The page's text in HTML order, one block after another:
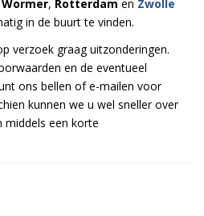
Wormer, Rotterdam en Zwolle
in de buurt te vinden.
verzoek graag uitzonderingen.
en de eventueel
ons bellen of e-mailen voor
kunnen we u wel sneller over
middels een korte